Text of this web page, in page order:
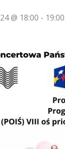
@ 18:00 - 19:00